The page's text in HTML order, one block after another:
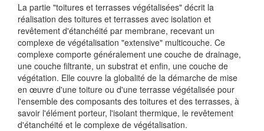
La partie "toitures et terrasses végétalisées" décrit la
réalisation des toitures et terrasses avec isolation et
revêtement d'étanchéité par membrane, recevant un
complexe de végétalisation "extensive" multicouche. Ce
complexe comporte généralement une couche de drainage,
une couche filtrante, un substrat et enfin, une couche de
végétation. Elle couvre la globalité de la démarche de mise
en œuvre d'une toiture ou d'une terrasse végétalisée pour
l'ensemble des composants des toitures et des terrasses, à
savoir l'élément porteur, l'isolant thermique, le revêtement
d'étanchéité et le complexe de végétalisation.